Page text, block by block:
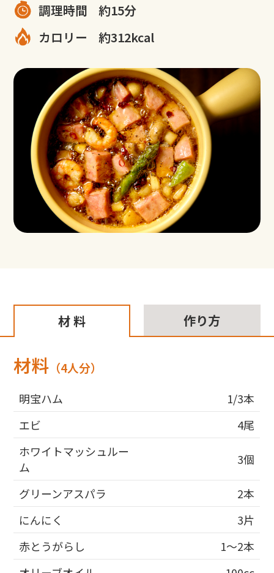
調理時間
約15分
カロリー
約312kcal
材 料 作り方
材料 （4人分）
明宝ハム
1/3本
エビ
4尾
ホワイトマッシュルー
ム
3個
グリーンアスパラ
2本
にんにく
3片
赤とうがらし
1～2本